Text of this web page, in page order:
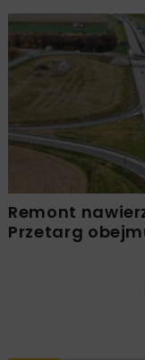
Remont
Przetarg